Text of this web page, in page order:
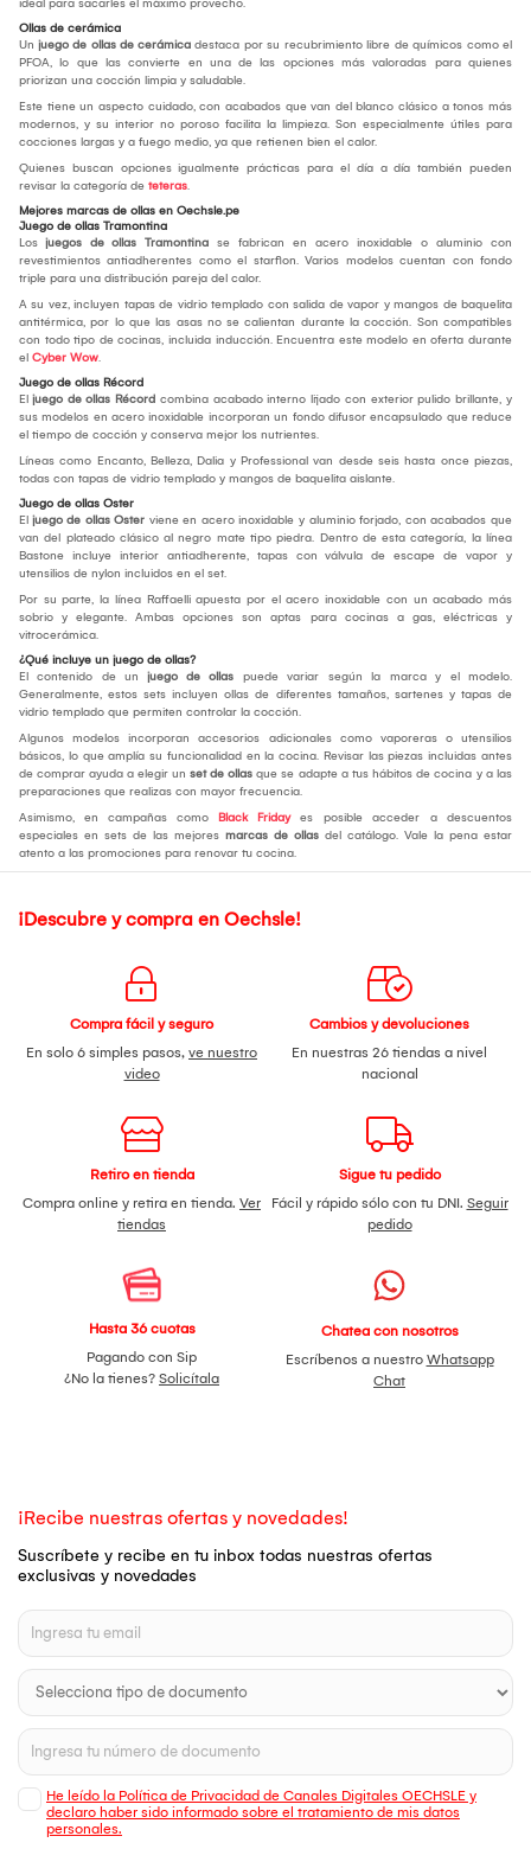
ideal para sacarles el máximo provecho.
Ollas de cerámica
Un juego de ollas de cerámica destaca por su recubrimiento libre de químicos como el
PFOA, lo que las convierte en una de las opciones más valoradas para quienes
priorizan una cocción limpia y saludable.
Este tiene un aspecto cuidado, con acabados que van del blanco clásico a tonos más
modernos, y su interior no poroso facilita la limpieza. Son especialmente útiles para
cocciones largas y a fuego medio, ya que retienen bien el calor.
Quienes buscan opciones igualmente prácticas para el día a día también pueden
revisar la categoría de teteras.
Mejores marcas de ollas en Oechsle.pe
Juego de ollas Tramontina
Los juegos de ollas Tramontina se fabrican en acero inoxidable o aluminio con
revestimientos antiadherentes como el starflon. Varios modelos cuentan con fondo
triple para una distribución pareja del calor.
A su vez, incluyen tapas de vidrio templado con salida de vapor y mangos de baquelita
antitérmica, por lo que las asas no se calientan durante la cocción. Son compatibles
con todo tipo de cocinas, incluida inducción. Encuentra este modelo en oferta durante
el Cyber Wow.
Juego de ollas Récord
El juego de ollas Récord combina acabado interno lijado con exterior pulido brillante, y
sus modelos en acero inoxidable incorporan un fondo difusor encapsulado que reduce
el tiempo de cocción y conserva mejor los nutrientes.
Líneas como Encanto, Belleza, Dalia y Professional van desde seis hasta once piezas,
todas con tapas de vidrio templado y mangos de baquelita aislante.
Juego de ollas Oster
El juego de ollas Oster viene en acero inoxidable y aluminio forjado, con acabados que
van del plateado clásico al negro mate tipo piedra. Dentro de esta categoría, la línea
Bastone incluye interior antiadherente, tapas con válvula de escape de vapor y
utensilios de nylon incluidos en el set.
Por su parte, la línea Raffaelli apuesta por el acero inoxidable con un acabado más
sobrio y elegante. Ambas opciones son aptas para cocinas a gas, eléctricas y
vitrocerámica.
¿Qué incluye un juego de ollas?
El contenido de un juego de ollas puede variar según la marca y el modelo.
Generalmente, estos sets incluyen ollas de diferentes tamaños, sartenes y tapas de
vidrio templado que permiten controlar la cocción.
Algunos modelos incorporan accesorios adicionales como vaporeras o utensilios
básicos, lo que amplía su funcionalidad en la cocina. Revisar las piezas incluidas antes
de comprar ayuda a elegir un set de ollas que se adapte a tus hábitos de cocina y a las
preparaciones que realizas con mayor frecuencia.
Asimismo, en campañas como Black Fridayes posible acceder a descuentos
especiales en sets de las mejores marcas de ollas del catálogo. Vale la pena estar
atento a las promociones para renovar tu cocina.
¡Descubre y compra en Oechsle!
Compra fácil y seguro
En solo 6 simples pasos, ve nuestro
video
Cambios y devoluciones
En nuestras 26 tiendas a nivel
nacional
Retiro en tienda
Compra online y retira en tienda. Ver
tiendas
Sigue tu pedido
Fácil y rápido sólo con tu DNI. Seguir
pedido
Hasta 36 cuotas
Pagando con Sip
¿No la tienes? Solicítala
Chatea con nosotros
Escríbenos a nuestro Whatsapp
Chat
¡Recibe nuestras ofertas y novedades!
Suscríbete y recibe en tu inbox todas nuestras ofertas
exclusivas y novedades
He leído la Política de Privacidad de Canales Digitales OECHSLE y
declaro haber sido informado sobre el tratamiento de mis datos
personales.